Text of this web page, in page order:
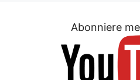
Abonniere